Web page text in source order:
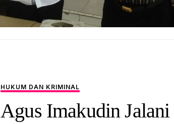
HUKUM DAN KRIMINAL
Agus Imakudin Jalani